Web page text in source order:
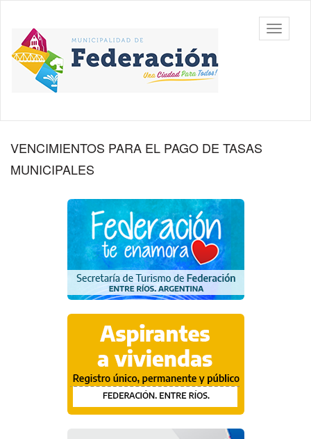
contenido
principal
Municipalidad
de
Federación,
Entre Ríos
barra
Contenido
principal
Información
destacada
VENCIMIENTOS PARA EL PAGO DE TASAS
MUNICIPALES